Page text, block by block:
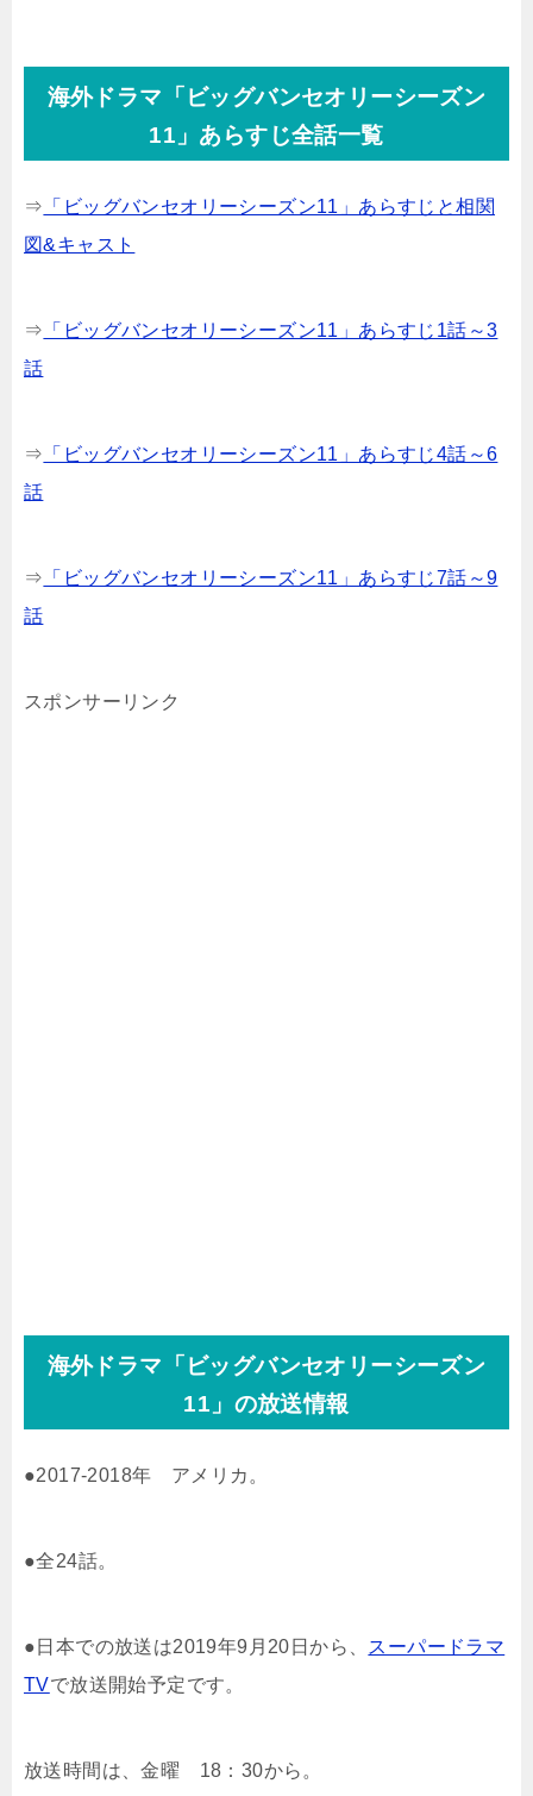
海外ドラマ「ビッグバンセオリーシーズン
11」あらすじ全話一覧
⇒ 「ビッグバンセオリーシーズン11」あらすじと相関
図&キャスト
⇒ 「ビッグバンセオリーシーズン11」あらすじ1話～3
話
⇒ 「ビッグバンセオリーシーズン11」あらすじ4話～6
話
⇒ 「ビッグバンセオリーシーズン11」あらすじ7話～9
話
スポンサーリンク
海外ドラマ「ビッグバンセオリーシーズン
11」の放送情報
●2017-2018年 アメリカ。
●全24話。
●日本での放送は2019年9月20日から、 スーパードラマ
TVで放送開始予定です。
放送時間は、金曜 18：30から。